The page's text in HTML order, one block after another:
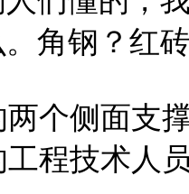
角钢？红
个侧面支
程技术人